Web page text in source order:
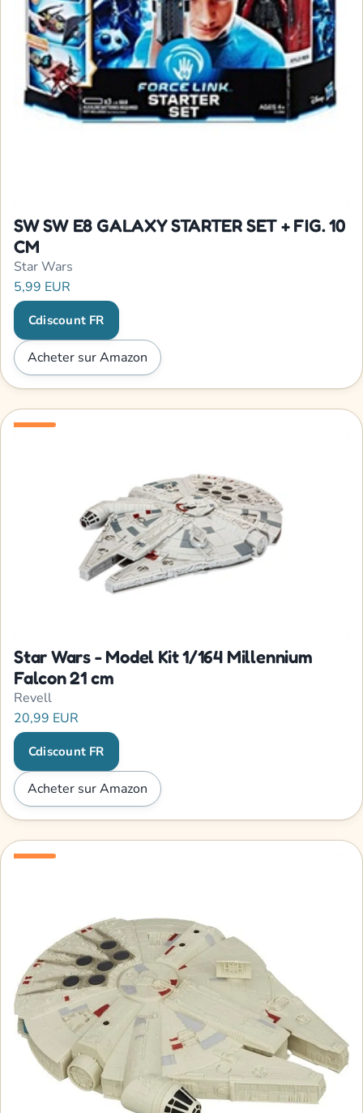
SW SW E8 GALAXY STARTER SET + FIG. 10
CM
Star Wars
5,99 EUR
Cdiscount FR
Acheter sur Amazon
Star Wars - Model Kit 1/164 Millennium
Falcon 21 cm
Revell
20,99 EUR
Cdiscount FR
Acheter sur Amazon